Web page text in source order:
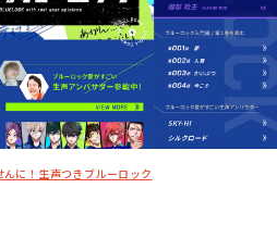
んに！生声つきブルーロック